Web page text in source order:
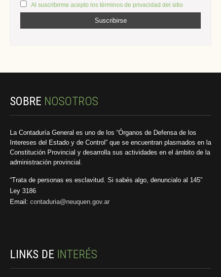
Al suscribirme acepto los términos de privacidad del sitio
SOBRE NOSOTROS
La Contaduría General es uno de los “Órganos de Defensa de los
Intereses del Estado y de Control” que se encuentran plasmados en la
Constitución Provincial y desarrolla sus actividades en el ámbito de la
administración provincial.
“Trata de personas es esclavitud. Si sabés algo, denuncialo al 145”
Ley 3186
Email: contaduria@neuquen.gov.ar
LINKS DE INTERÉS